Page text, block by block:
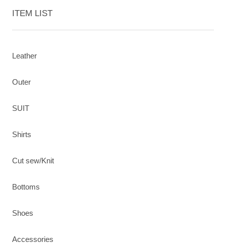
ITEM LIST
Leather
Outer
SUIT
Shirts
Cut sew/Knit
Bottoms
Shoes
Accessories